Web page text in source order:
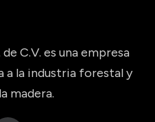
C.V. es una empresa
a la industria forestal y
madera.